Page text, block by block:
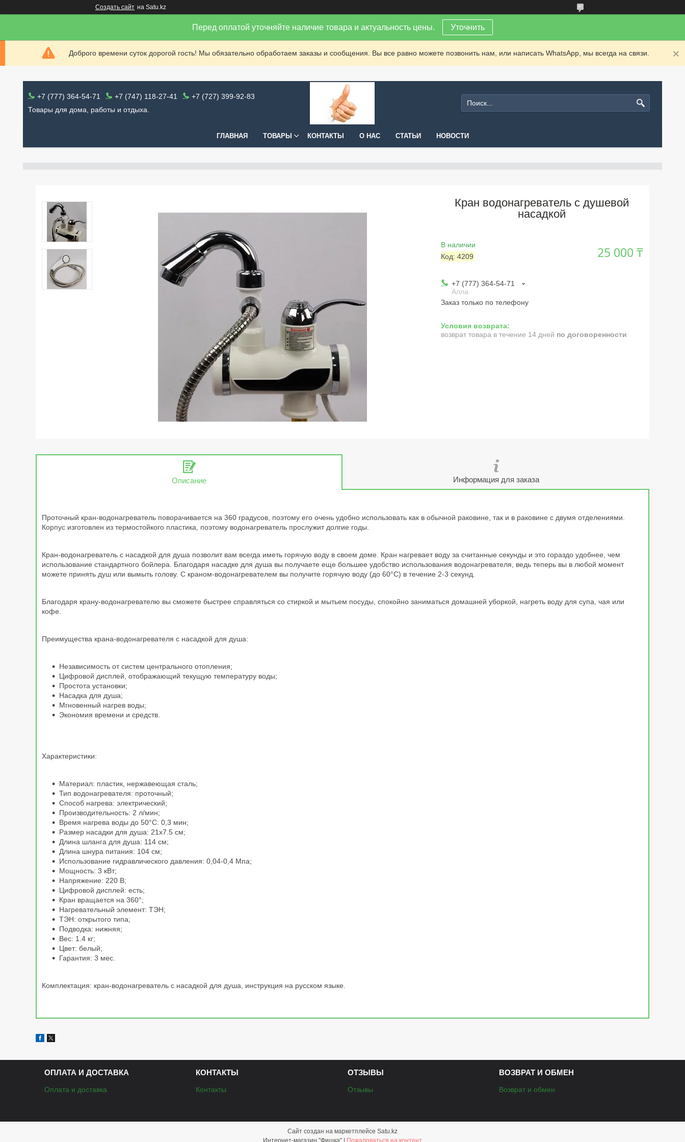
Создать сайт на Satu.kz
Перед оплатой уточняйте наличие товара и актуальность цены. Уточнить
Доброго времени суток дорогой гость! Мы обязательно обработаем заказы и сообщения. Вы все равно можете позвонить нам, или написать WhatsApp, мы всегда на связи.
+7 (777) 364-54-71 +7 (747) 118-27-41
+7 (727) 399-92-83
Товары для дома, работы и отдыха.
ГЛАВНАЯ ТОВАРЫ КОНТАКТЫ О НАС СТАТЬИ НОВОСТИ
Кран водонагреватель с душевой
насадкой
В наличии
Код: 4209 25 000 ₸
+7 (777) 364-54-71
Алла
Заказ только по телефону
возврат товара в течение 14 дней по договоренности
Описание Информация для заказа
Проточный кран-водонагреватель поворачивается на 360 градусов, поэтому его очень удобно использовать как в обычной раковине, так и в раковине с двумя отделениями.
Корпус изготовлен из термостойкого пластика, поэтому водонагреватель прослужит долгие годы.
Кран-водонагреватель с насадкой для душа позволит вам всегда иметь горячую воду в своем доме. Кран нагревает воду за считанные секунды и это гораздо удобнее, чем
использование стандартного бойлера.
Благодаря насадке для душа вы получаете еще большее удобство использования водонагревателя, ведь теперь вы в любой момент
можете принять душ или вымыть голову. С краном-водонагревателем вы получите горячую воду (до 60°C) в течение 2-3 секунд.
Благодаря крану-водонагревателю вы сможете быстрее справляться со стиркой и мытьем посуды, спокойно заниматься домашней уборкой, нагреть воду для супа, чая или
кофе.
Преимущества крана-водонагревателя с насадкой для душа:
Независимость от систем центрального отопления;
Цифровой дисплей, отображающий текущую температуру воды;
Простота установки;
Насадка для душа;
Мгновенный нагрев воды;
Экономия времени и средств.
Характеристики:
Материал: пластик, нержавеющая сталь;
Тип водонагревателя: проточный;
Способ нагрева: электрический;
Производительность: 2 л/мин;
Время нагрева воды до 50°С: 0,3 мин;
Размер насадки для душа: 21х7.5 см;
Длина шланга для душа: 114 см;
Длина шнура питания: 104 см;
Использование гидравлического давления: 0,04-0,4 Мпa;
Мощность: 3 кВт;
Напряжение: 220 В;
Цифровой дисплей: есть;
Кран вращается на 360°;
Нагревательный элемент: ТЭН;
ТЭН: открытого типа;
Подводка: нижняя;
Вес: 1.4 кг;
Цвет: белый;
Гарантия: 3 мес.
Комплектация: кран-водонагреватель с насадкой для душа, инструкция на русском языке.
ОПЛАТА И ДОСТАВКА
Оплата и доставка
КОНТАКТЫ
Контакты
ОТЗЫВЫ
Отзывы
ВОЗВРАТ И ОБМЕН
Возврат и обмен
Сайт создан на маркетплейсе Satu.kz
Пожаловаться на контент